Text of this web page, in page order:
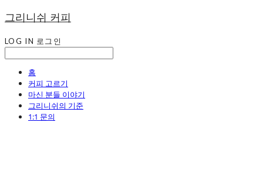
그리니쉬 커피
LOG IN 로그인
홈
커피 고르기
마신 분들 이야기
그리니쉬의 기준
1:1 문의